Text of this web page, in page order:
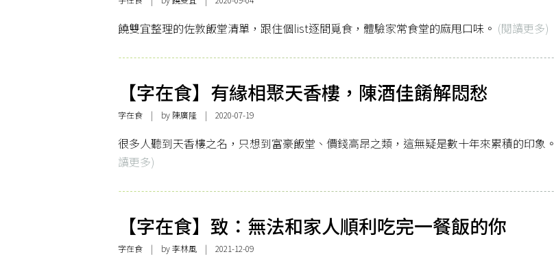
饒雙宜整理的佐敦飯堂清單，跟住個list逐間覓食，體驗家常食堂的麻甩口味。 (閱讀更多)
【字在食】有緣相聚天香樓，陳酒佳餚解悶愁
字在食 | by 陳廣隆 | 2020-07-19
很多人聽到天香樓之名，只想到富豪飯堂、價錢高昂之類，這無疑是數十年來累積的印象。
讀更多)
【字在食】致：無法和家人順利吃完一餐飯的你
字在食 | by李林風 | 2021-12-09